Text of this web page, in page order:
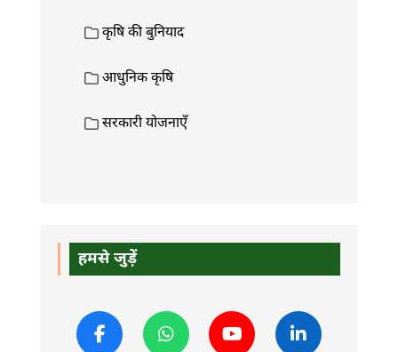
कृषि की बुनियाद
आधुनिक कृषि
सरकारी योजनाएँ
हमसे जुड़ें